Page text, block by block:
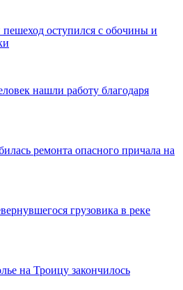
оступился с обочины и
нашли работу благодаря
ремонта опасного причала на
грузовика в реке
на Троицу закончилось